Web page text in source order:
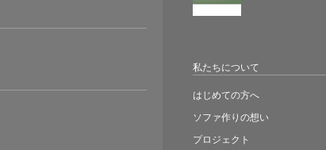
私たちについて
はじめての方へ
ソファ作りの想い
プロジェクト